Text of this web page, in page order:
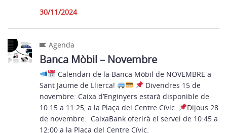
30/11/2024
Agenda
Banca Mòbil – Novembre
Calendari de la Banca Mòbil de NOVEMBRE a
Sant Jaume de Llierca!
Divendres 15 de
novembre: Caixa d’Enginyers estarà disponible de
10:15 a 11:25, a la Plaça del Centre Cívic.
Dijous 28
de novembre: CaixaBank oferirà el servei de 10:45 a
12:00 a la Plaça del Centre Cívic.